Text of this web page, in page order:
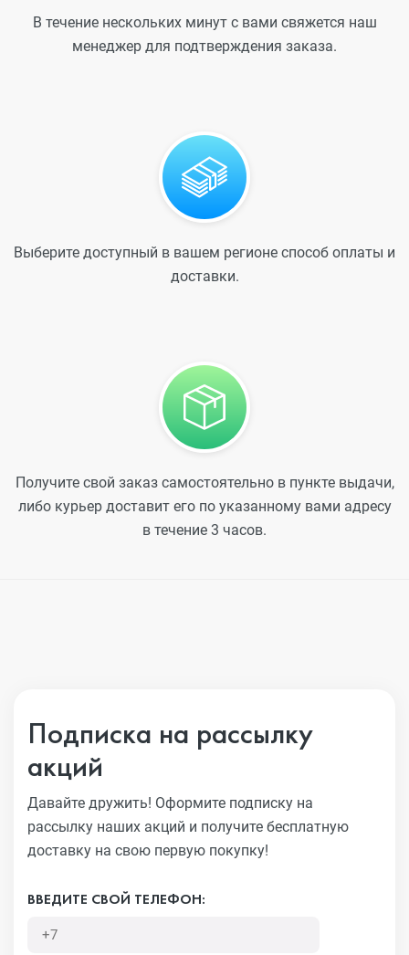
В течение нескольких минут с вами свяжется наш
менеджер для подтверждения заказа.
Выберите доступный в вашем регионе способ оплаты и
доставки.
Получите свой заказ самостоятельно в пункте выдачи,
либо курьер доставит его по указанному вами адресу
в течение 3 часов.
Подписка на рассылку
акций
Давайте дружить! Оформите подписку на
рассылку наших акций и получите бесплатную
доставку на свою первую покупку!
ВВЕДИТЕ СВОЙ ТЕЛЕФОН: